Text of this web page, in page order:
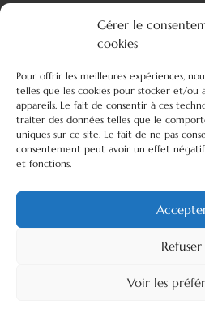
Gérer le
cookies
Pour offrir les meilleures expériences,
telles que les cookies pour stocker et/ou
appareils. Le fait de consentir à ces
traiter des données telles que le
uniques sur ce site. Le fait de ne pas
consentement peut avoir un effet
et fonctions.
Refuser
Voir les
Contact
Love room à